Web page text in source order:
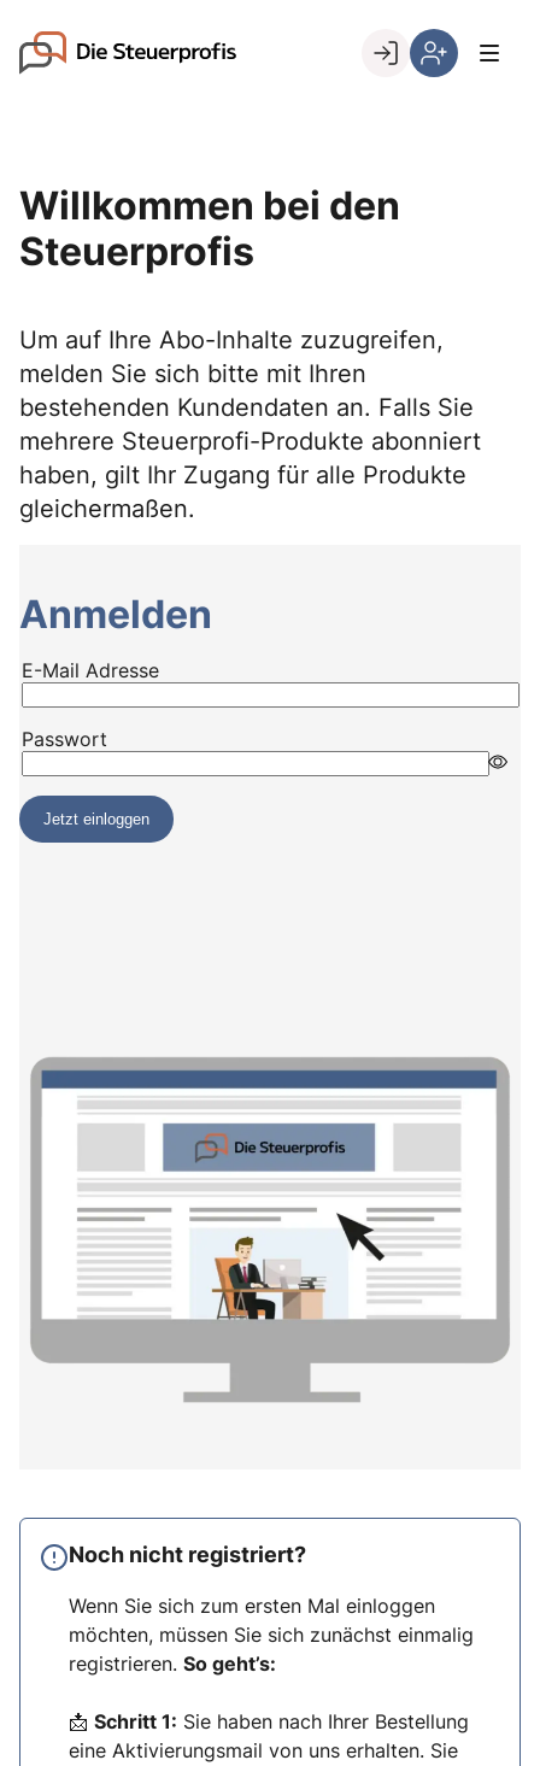
content
Go to landing page.
sind
Willkommen bei den
Steuerprofis
Um auf Ihre Abo-Inhalte zuzugreifen,
melden Sie sich bitte mit Ihren
bestehenden Kundendaten an. Falls Sie
mehrere Steuerprofi-Produkte abonniert
haben, gilt Ihr Zugang für alle Produkte
gleichermaßen.
Anmelden
Noch nicht registriert?
Wenn Sie sich zum ersten Mal einloggen
möchten, müssen Sie sich zunächst einmalig
registrieren. So geht’s:
📩 Schritt 1: Sie haben nach Ihrer Bestellung
eine Aktivierungsmail von uns erhalten. Sie